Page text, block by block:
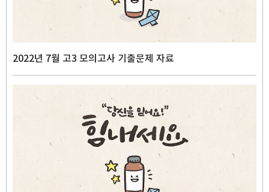
2022년 7월 고3 모의고사 기출문제 자료